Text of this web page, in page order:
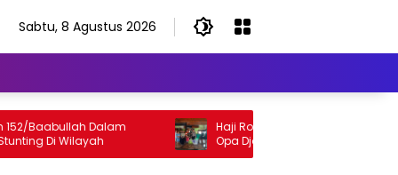
Sabtu, 8 Agustus 2026
Dalam
Wilayah
Haji Robert Satukan Kembali Keluarga
Opa Djado Pomumu Setelah 30 Tahun
Terpisah dari Keluarga